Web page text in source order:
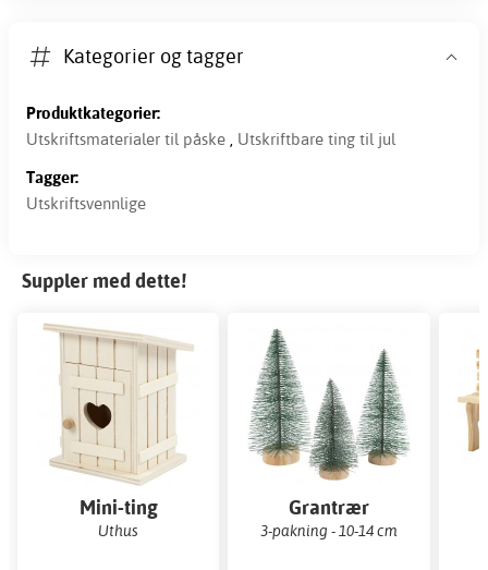
Kategorier og tagger
Produktkategorier:
Utskriftsmaterialer til påske , Utskriftbare ting til jul
Tagger:
Utskriftsvennlige
Suppler med dette!
Mini-ting
Uthus
Grantrær
3-pakning - 10-14 cm